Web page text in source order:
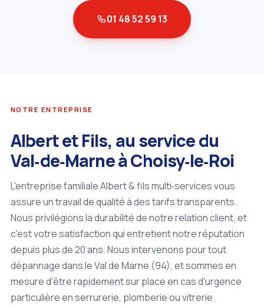
01 48 52 59 13
NOTRE ENTREPRISE
Albert et Fils, au service du
Val‑de‑Marne à Choisy‑le‑Roi
L'entreprise familiale Albert & fils multi‑services vous
assure un travail de qualité à des tarifs transparents.
Nous privilégions la durabilité de notre relation client, et
c'est votre satisfaction qui entretient notre réputation
depuis plus de 20 ans. Nous intervenons pour tout
dépannage dans le Val de Marne (94), et sommes en
mesure d'être rapidement sur place en cas d'urgence
particulière en serrurerie, plomberie ou vitrerie.